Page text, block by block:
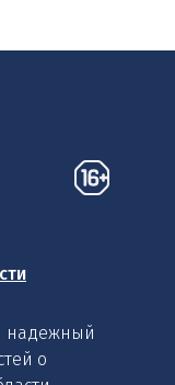
надежный
о